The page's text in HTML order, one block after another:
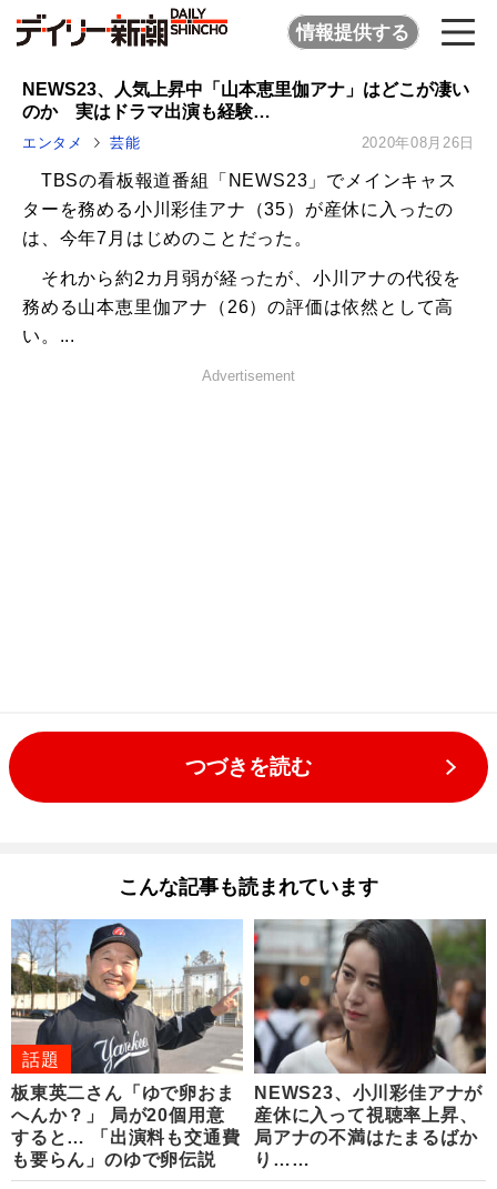
情報提供する
NEWS23、人気上昇中「山本恵里伽アナ」はどこが凄い
のか 実はドラマ出演も経験…
エンタメ 芸能 2020年08月26日
TBSの看板報道番組「NEWS23」でメインキャス
ターを務める小川彩佳アナ（35）が産休に入ったの
は、今年7月はじめのことだった。
それから約2カ月弱が経ったが、小川アナの代役を
務める山本恵里伽アナ（26）の評価は依然として高
い。...
Advertisement
つづきを読む
こんな記事も読まれています
話題
板東英二さん「ゆで卵おま
へんか？」 局が20個用意
すると… 「出演料も交通費
も要らん」のゆで卵伝説
NEWS23、小川彩佳アナが
産休に入って視聴率上昇、
局アナの不満はたまるばか
り……